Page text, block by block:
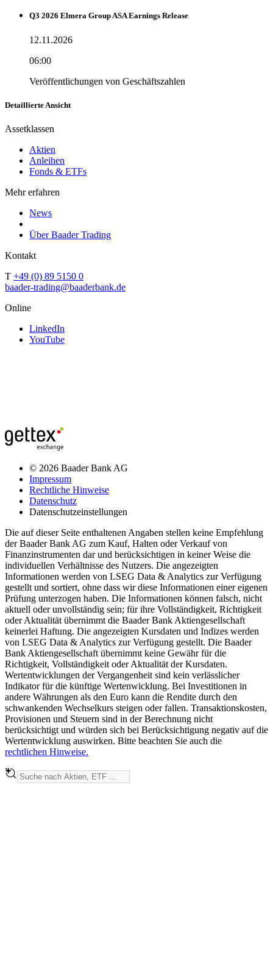
Q3 2026 Elmera Group ASA Earnings Release
12.11.2026
06:00
Veröffentlichungen von Geschäftszahlen
Detaillierte Ansicht
Assetklassen
Aktien
Anleihen
Fonds & ETFs
Mehr erfahren
News
Über Baader Trading
Kontakt
T +49 (0) 89 5150 0
baader-trading@baaderbank.de
Online
LinkedIn
YouTube
© 2026 Baader Bank AG
Impressum
Rechtliche Hinweise
Datenschutz
Datenschutzeinstellungen
Die auf dieser Seite enthaltenen Angaben stellen keine Empfehlung
der Baader Bank AG zum Kauf, Halten oder Verkauf von
Finanzinstrumenten dar und berücksichtigen in keiner Weise die
individuellen Verhältnisse des Nutzers. Die angezeigten
Informationen werden von LSEG Data & Analytics zur Verfügung
gestellt und sortiert, ohne dass wir diese Informationen einer eigenen
Prüfung unterzogen haben. Die Informationen können falsch, nicht
aktuell oder unvollständig sein; für ihre Vollständigkeit, Richtigkeit
oder Aktualität übernimmt die Baader Bank Aktiengesellschaft
keinerlei Haftung. Die angezeigten Kursdaten und Indizes werden
von LSEG Data & Analytics zur Verfügung gestellt. Die Baader
Bank Aktiengesellschaft übernimmt keine Gewähr für die
Richtigkeit, Vollständigkeit oder Aktualität der Kursdaten.
Wertentwicklungen der Vergangenheit sind kein verlässlicher
Indikator für die künftige Wertenwicklung. Bei Investitionen in
andere Währungen als den Euro kann die Rendite durch den
schwankenden Wechselkurs steigen oder fallen. Transaktionskosten,
Provisionen und Steuern sind in der Berechnung nicht
berücksichtigt und würden sich bei Berücksichtigung negativ auf die
Wertentwicklung auswirken. Bitte beachten Sie auch die
rechtlichen Hinweise.